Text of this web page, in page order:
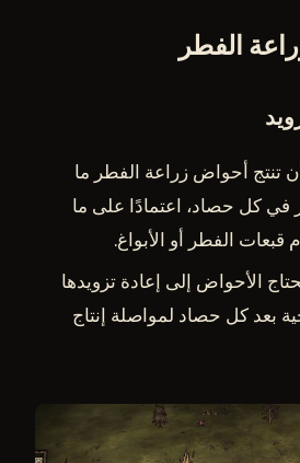
الفطر
تنتج أحواض زراعة الفطر ما
6 فطر في كل حصاد، اعتمادًا على ما
الفطر أو الأبواغ.
الأحواض إلى إعادة تزويدها
بعد كل حصاد لمواصلة إنتاج